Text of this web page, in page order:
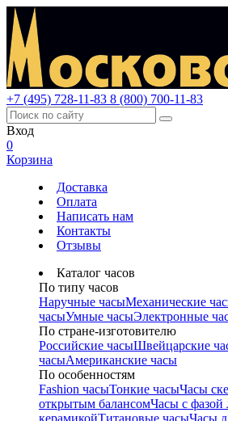
+7 (495) 728-11-83 8 (800) 700-11-83
Вход
0
Корзина
Доставка
Оплата
Написать нам
Контакты
Отзывы
Каталог часов
По типу часов
Наручные часыМеханические
часыУмные часыЭлектронные
По стране-изготовителю
Российские часыШвейцарские
часыАмериканские часы
По особенностям
Fashion часыТонкие часыЧасы
открытым балансомЧасы с фазой
керамикойТитановые часыЧасы